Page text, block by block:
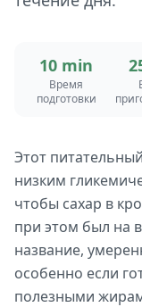
10 min
Время
подготовки
Этот
низким
чтобы сахар в
при этом был на
название,
особенно если
полезными